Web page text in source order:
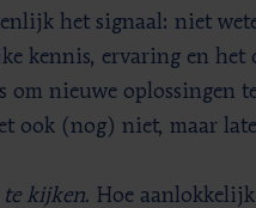
het signaal: niet
kennis, ervaring en het
om nieuwe oplossingen
ook (nog) niet, maar
kijken. Hoe